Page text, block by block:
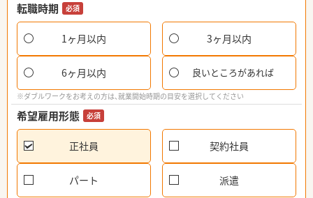
転職時期 必須
1ヶ月以内 3ヶ月以内
6ヶ月以内 良いところがあれば
※ダブルワークをお考えの方は、就業開始時期の目安を選択してください
希望雇用形態 必須
正社員 契約社員
パート 派遣